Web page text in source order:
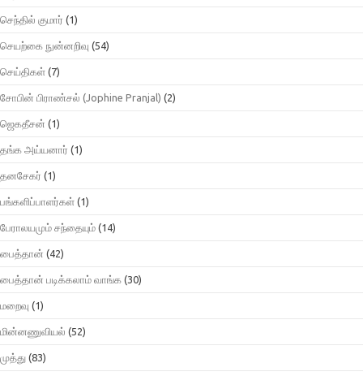
செந்தில் குமார் (1)
செயற்கை நுன்னறிவு (54)
செய்திகள் (7)
சோபின் பிராண்சல் (Jophine Pranjal) (2)
ஜெகதீசன் (1)
தங்க அய்யனார் (1)
தனசேகர் (1)
பங்களிப்பாளர்கள் (1)
பேராலயமும் சந்தையும் (14)
பைத்தான் (42)
பைத்தான் படிக்கலாம் வாங்க (30)
மறைவு (1)
மின்னணுவியல் (52)
முத்து (83)